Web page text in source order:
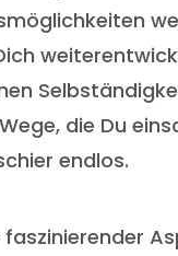
die Du
endlos.
faszinierender